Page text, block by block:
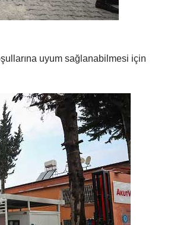
uyum sağlanabilmesi için